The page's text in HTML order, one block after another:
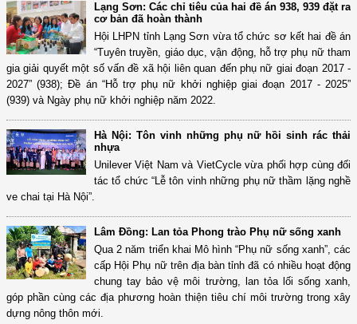
Lạng Sơn: Các chỉ tiêu của hai đề án 938, 939 đặt ra
cơ bản đã hoàn thành
Hội LHPN tỉnh Lạng Sơn vừa tổ chức sơ kết hai đề án
“Tuyên truyền, giáo dục, vận động, hỗ trợ phụ nữ tham
gia giải quyết một số vấn đề xã hội liên quan đến phụ nữ giai đoạn 2017 -
2027” (938); Đề án “Hỗ trợ phụ nữ khởi nghiệp giai đoạn 2017 - 2025”
(939) và Ngày phụ nữ khởi nghiệp năm 2022.
Hà Nội: Tôn vinh những phụ nữ hồi sinh rác thải
nhựa
Unilever Việt Nam và VietCycle vừa phối hợp cùng đối
tác tổ chức “Lễ tôn vinh những phụ nữ thầm lặng nghề
ve chai tại Hà Nội”.
Lâm Đồng: Lan tỏa Phong trào Phụ nữ sống xanh
Qua 2 năm triển khai Mô hình “Phụ nữ sống xanh”, các
cấp Hội Phụ nữ trên địa bàn tỉnh đã có nhiều hoạt động
chung tay bảo vệ môi trường, lan tỏa lối sống xanh,
góp phần cùng các địa phương hoàn thiện tiêu chí môi trường trong xây
dựng nông thôn mới.